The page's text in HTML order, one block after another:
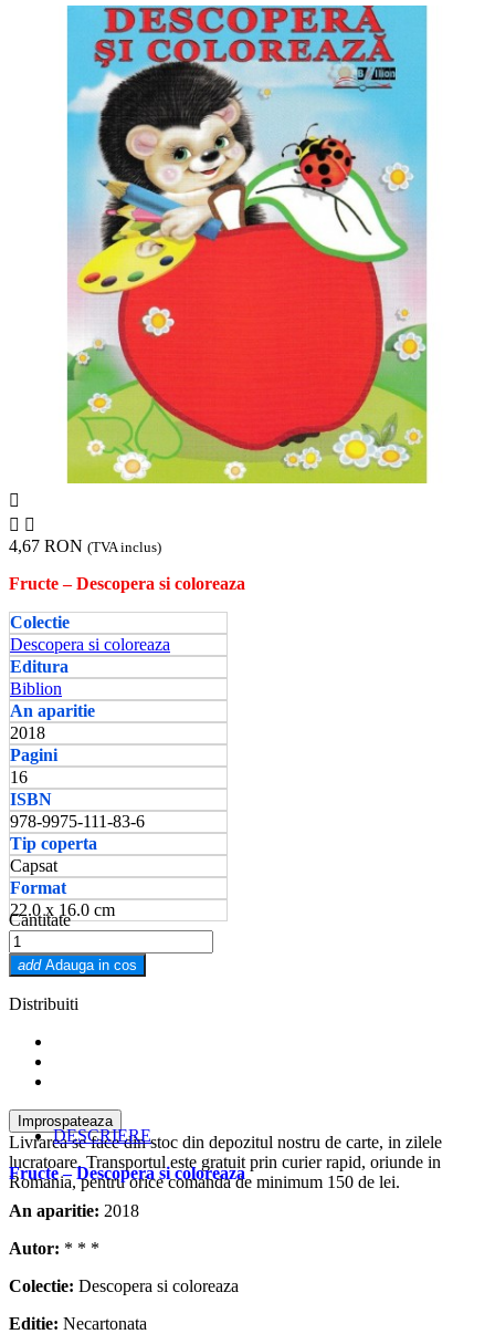

 
4,67 RON (TVA inclus)
Fructe – Descopera si coloreaza
Colectie
Descopera si coloreaza
Editura
Biblion
An aparitie
2018
Pagini
16
ISBN
978-9975-111-83-6
Tip coperta
Capsat
Format
22.0 x 16.0 cm
Cantitate
add Adauga in cos
Distribuiti
Livrarea se face din stoc din depozitul nostru de carte, in zilele
lucratoare. Transportul este gratuit prin curier rapid, oriunde in
Romania, pentru orice comanda de minimum 150 de lei.
DESCRIERE
Fructe – Descopera si coloreaza
An aparitie: 2018
Autor: * * *
Colectie: Descopera si coloreaza
Editie: Necartonata